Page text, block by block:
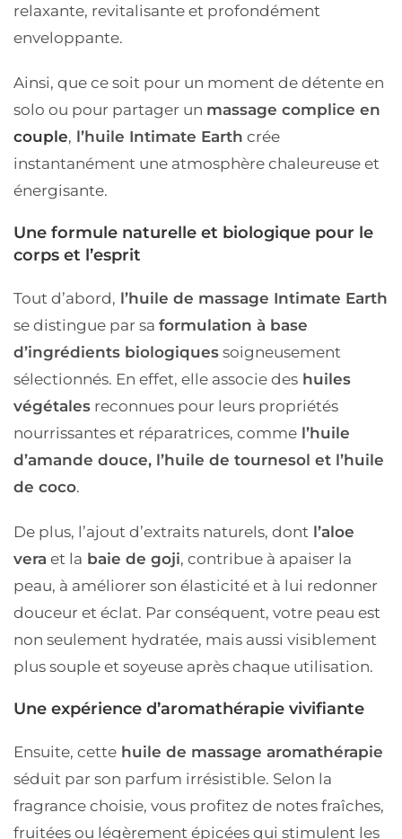
relaxante, revitalisante et profondément
enveloppante.
Ainsi, que ce soit pour un moment de détente en
solo ou pour partager un massage complice en
couple, l’huile Intimate Earth crée
instantanément une atmosphère chaleureuse et
énergisante.
Une formule naturelle et biologique pour le
corps et l’esprit
Tout d’abord, l’huile de massage Intimate Earth
se distingue par sa formulation à base
d’ingrédients biologiques soigneusement
sélectionnés. En effet, elle associe des huiles
végétales reconnues pour leurs propriétés
nourrissantes et réparatrices, comme l’huile
d’amande douce, l’huile de tournesol et l’huile
de coco.
De plus, l’ajout d’extraits naturels, dont l’aloe
vera et la baie de goji, contribue à apaiser la
peau, à améliorer son élasticité et à lui redonner
douceur et éclat. Par conséquent, votre peau est
non seulement hydratée, mais aussi visiblement
plus souple et soyeuse après chaque utilisation.
Une expérience d’aromathérapie vivifiante
Ensuite, cette huile de massage aromathérapie
séduit par son parfum irrésistible. Selon la
fragrance choisie, vous profitez de notes fraîches,
fruitées ou légèrement épicées qui stimulent les